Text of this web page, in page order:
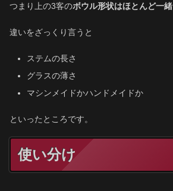
つまり上の3客のボウル形状はほとんど一緒
違いをざっくり言うと
ステムの長さ
グラスの薄さ
マシンメイドかハンドメイドか
といったところです。
使い分け